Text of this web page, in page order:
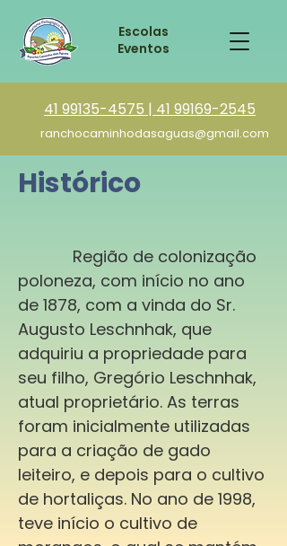
41 99135-4575 | 41 99169-2545
ranchocaminhodasaguas@gmail.com
Escolas
Eventos
Histórico
Região de colonização
poloneza, com início no ano
de 1878, com a vinda do Sr.
Augusto Leschnhak, que
adquiriu a propriedade para
seu filho, Gregório Leschnhak,
atual proprietário. As terras
foram inicialmente utilizadas
para a criação de gado
leiteiro, e depois para o cultivo
de hortaliças. No ano de 1998,
teve início o cultivo de